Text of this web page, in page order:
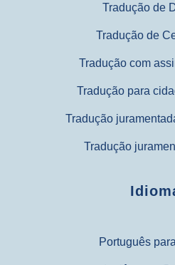
Tradução de
Tradução de
Tradução com
Tradução para
Tradução
Tradução
Português